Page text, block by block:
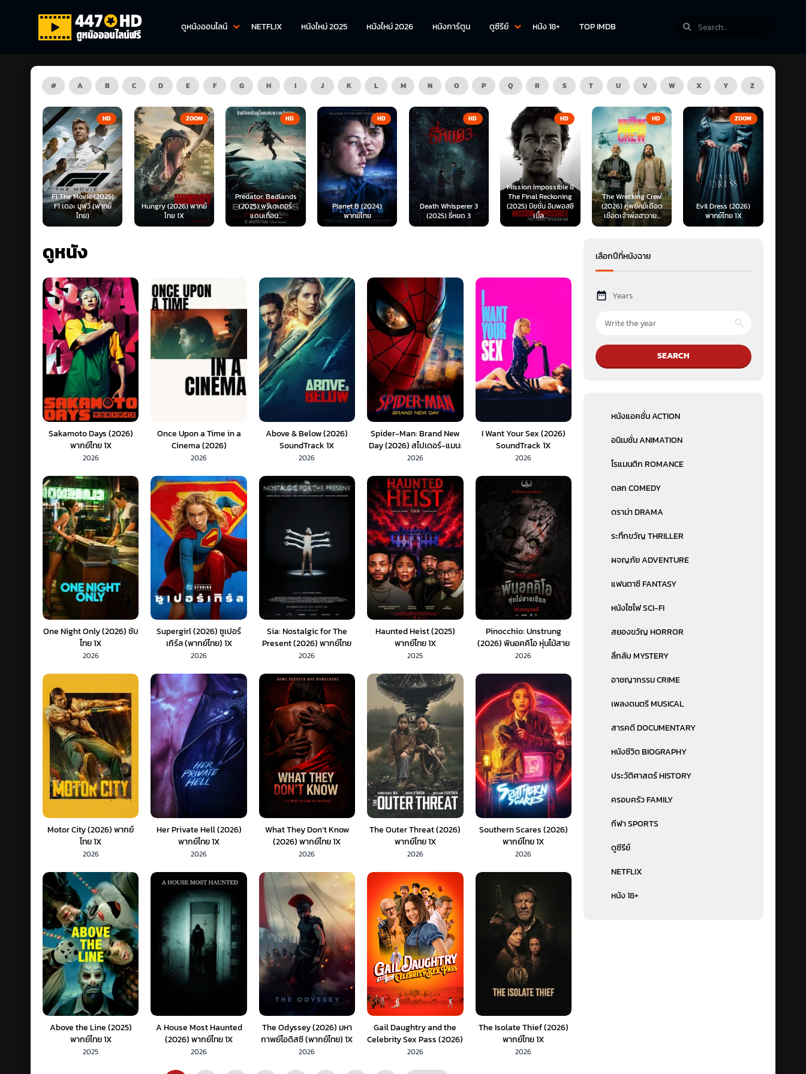
ดูหนังออนไลน์ NETFLIX หนังใหม่ 2025 หนังใหม่ 2026 หนังการ์ตูน ดูซีรีย์ หนัง 18+ TOP IMDB
# A B C D E F G H I J K L M N O P Q R S T U V W X Y Z
ZOOM
Hungry (2026) พากย์
ไทย 1X
HD
Predator: Badlands
(2025) พรีเดเตอร์:
แดนเถื่อน...
HD
Planet B (2024)
พากย์ไทย
HD
Death Whisperer 3
(2025) ธี่หยด 3
HD
Mission Impossible 8
(2025) มิชชั่น อิมพอสซิ
เบิ้ล...
HD
The Wrecking Crew
(2026) คู่พยัคฆ์เดือด
เชือดเจ้าพ่อฮาวาย...
ZOOM
Evil Dress (2026)
พากย์ไทย 1X
HD
The Dead Place
(2026) พากย์ไทย 1X
ดูหนัง
Sakamoto Days (2026)
พากย์ไทย 1X
2026
Once Upon a Time in a
Cinema (2026)
SoundTrack 1X
2026
Above & Below (2026)
SoundTrack 1X
2026
Spider-Man: Brand New
Day (2026) สไปเดอร์-แมน:
แบรนด์ นิว เดย์ (พากย์ไทย)
2026
I Want Your Sex (2026)
SoundTrack 1X
2026
One Night Only (2026) ซับ
ไทย 1X
2026
Supergirl (2026) ซูเปอร์
เกิร์ล (พากย์ไทย) 1X
2026
Sia: Nostalgic for The
Present (2026) พากย์ไทย
1X
2026
Haunted Heist (2025)
พากย์ไทย 1X
2025
Pinocchio: Unstrung
(2026) พินอคคิโอ หุ่นไม้สาย
เชือด (พากย์ไทย) 1X
2026
Motor City (2026) พากย์
ไทย 1X
2026
Her Private Hell (2026)
พากย์ไทย 1X
2026
What They Don’t Know
(2026) พากย์ไทย 1X
2026
The Outer Threat (2026)
พากย์ไทย 1X
2026
Southern Scares (2026)
พากย์ไทย 1X
2026
Above the Line (2025)
พากย์ไทย 1X
2025
A House Most Haunted
(2026) พากย์ไทย 1X
2026
The Odyssey (2026) มหา
กาพย์โอดิสซี (พากย์ไทย) 1X
2026
Gail Daughtry and the
Celebrity Sex Pass (2026)
พากย์ไทย 1X
2026
The Isolate Thief (2026)
พากย์ไทย 1X
2026
เลือกปีที่หนังฉาย
Years
SEARCH
หนังแอคชั่น ACTION
อนิเมชั่น ANIMATION
โรแมนติก ROMANCE
ตลก COMEDY
ดราม่า DRAMA
ระทึกขวัญ THRILLER
ผจญภัย ADVENTURE
แฟนตาซี FANTASY
หนังไซไฟ SCI-FI
สยองขวัญ HORROR
ลึกลับ MYSTERY
อาชญากรรม CRIME
เพลงดนตรี MUSICAL
สารคดี DOCUMENTARY
หนังชีวิต BIOGRAPHY
ประวัติศาสตร์ HISTORY
ครอบครัว FAMILY
กีฬา SPORTS
ดูซีรีย์
NETFLIX
หนัง 18+